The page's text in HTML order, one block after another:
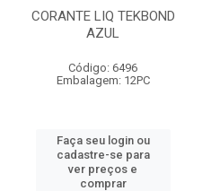
CORANTE LIQ TEKBOND
AZUL
Código: 6496
Embalagem: 12PC
Faça seu login ou
cadastre-se para
ver preços e
comprar